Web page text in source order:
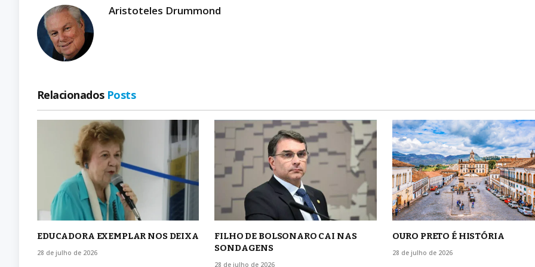
Aristoteles Drummond
Relacionados Posts
EDUCADORA EXEMPLAR NOS DEIXA
28 de julho de 2026
FILHO DE BOLSONARO CAI NAS
SONDAGENS
28 de julho de 2026
OURO PRETO É HISTÓRIA
28 de julho de 2026